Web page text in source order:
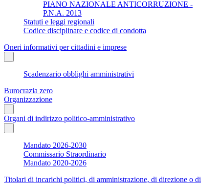
PIANO NAZIONALE ANTICORRUZIONE -
P.N.A. 2013
Statuti e leggi regionali
Codice disciplinare e codice di condotta
Oneri informativi per cittadini e imprese
Scadenzario obblighi amministrativi
Burocrazia zero
Organizzazione
Organi di indirizzo politico-amministrativo
Mandato 2026-2030
Commissario Straordinario
Mandato 2020-2026
Titolari di incarichi politici, di amministrazione, di direzione o di